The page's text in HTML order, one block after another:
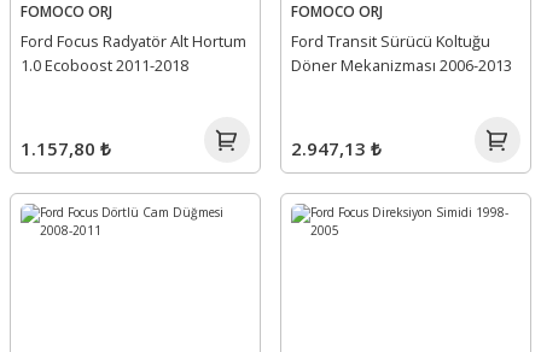
FOMOCO ORJ
Ford Focus Radyatör Alt Hortum
1.0 Ecoboost 2011-2018
1.157,80 ₺
FOMOCO ORJ
Ford Transit Sürücü Koltuğu
Döner Mekanizması 2006-2013
2.947,13 ₺